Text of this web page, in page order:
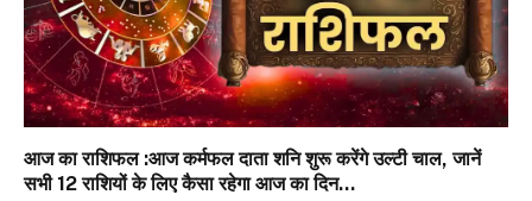
आज का राशिफल :आज कर्मफल दाता शनि शुरू करेंगे उल्टी चाल, जानें
सभी 12 राशियों के लिए कैसा रहेगा आज का दिन…